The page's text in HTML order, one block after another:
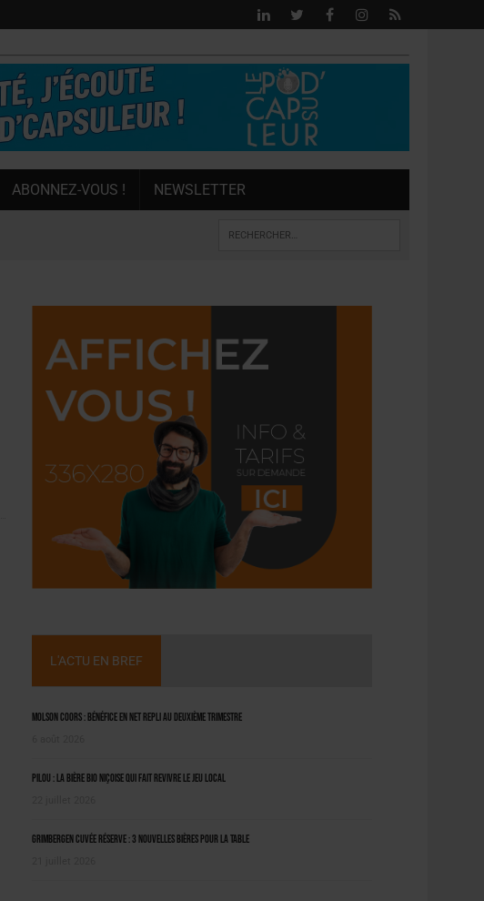
ABONNEZ-VOUS ! NEWSLETTER
L'ACTU EN BREF
Molson Coors : bénéfice en net repli au deuxième trimestre
Pilou : la bière bio niçoise qui fait revivre le jeu local
Grimbergen Cuvée Réserve : 3 nouvelles bières pour la table